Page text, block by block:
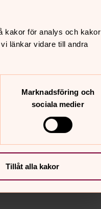
kakor för analys och kakor
länkar vidare till andra
Marknadsföring och
sociala medier
Tillåt alla kakor